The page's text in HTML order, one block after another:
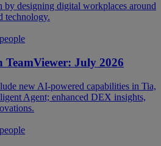
by designing digital workplaces around
technology.
TeamViewer: July 2026
new AI-powered capabilities in Tia,
Agent; enhanced DEX insights,